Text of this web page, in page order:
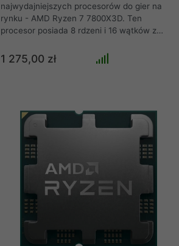
najwydajniejszych procesorów do gier na
rynku - AMD Ryzen 7 7800X3D. Ten
procesor posiada 8 rdzeni i 16 wątków z
co najważniejsze - aż 104MB pamięci cache,
co zapewnia niesamowitą moc obliczeniową
sytuacji w której się znajdziesz podczas
grania w najnowsze i najbardziej
wymagające gry komputerowe na rynku.
Poznaj mocy kryjącą się w pamięci 3D V-
Cache i wjedź razem z nią na najwyższy
poziom wydajność w światowym gamingu.
1 275,00 zł